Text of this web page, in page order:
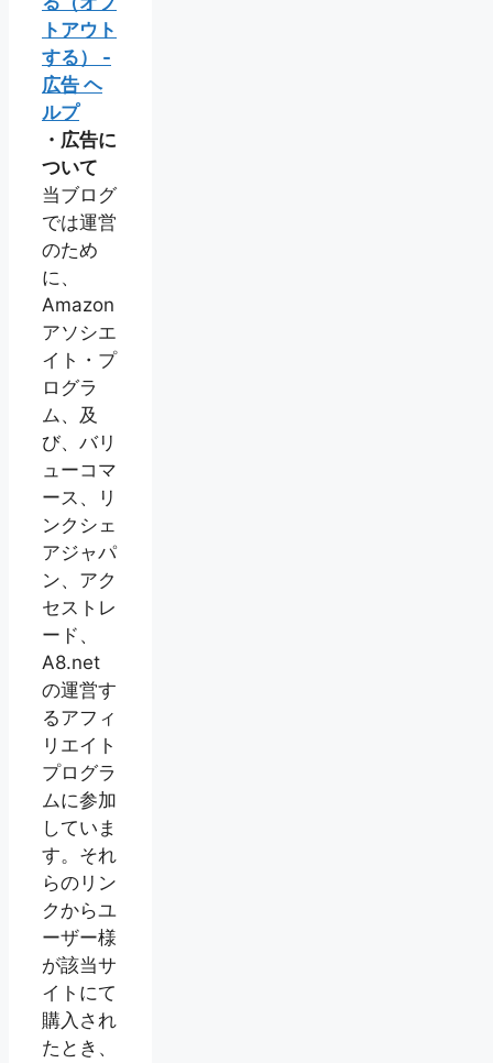
トアウト
する） -
広告 ヘ
ルプ
・広告に
ついて
当ブログ
では運営
のため
に、
Amazon
アソシエ
イト・プ
ログラ
ム、及
び、バリ
ューコマ
ース、リ
ンクシェ
アジャパ
ン、アク
セストレ
ード、
A8.net
の運営す
るアフィ
リエイト
プログラ
ムに参加
していま
す。それ
らのリン
クからユ
ーザー様
が該当サ
イトにて
購入され
たとき、